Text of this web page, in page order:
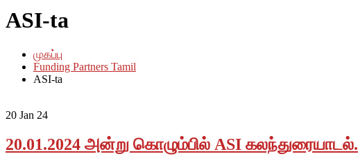
ASI-ta
முகப்பு
Funding Partners Tamil
ASI-ta
20 Jan 24
20.01.2024 அன்று கொழும்பில் ASI கலந்துரையாடல்.